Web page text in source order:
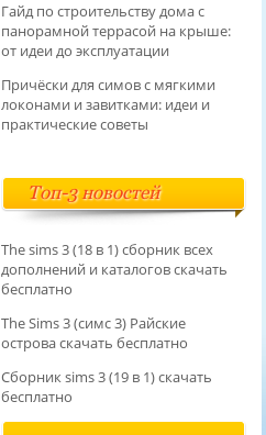
Гайд по строительству дома с
панорамной террасой на крыше:
от идеи до эксплуатации
Причёски для симов с мягкими
локонами и завитками: идеи и
практические советы
Топ-3 новостей
The sims 3 (18 в 1) сборник всех
дополнений и каталогов скачать
бесплатно
The Sims 3 (симс 3) Райские
острова скачать бесплатно
Сборник sims 3 (19 в 1) скачать
бесплатно